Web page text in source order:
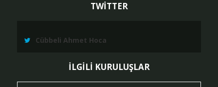
TWİTTER
Cübbeli Ahmet Hoca
İLGİLİ KURULUŞLAR